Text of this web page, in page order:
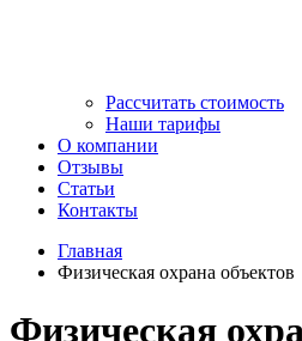
Рассчитать стоимость
Наши тарифы
О компании
Отзывы
Статьи
Контакты
Главная
Физическая охрана объектов
Физическая